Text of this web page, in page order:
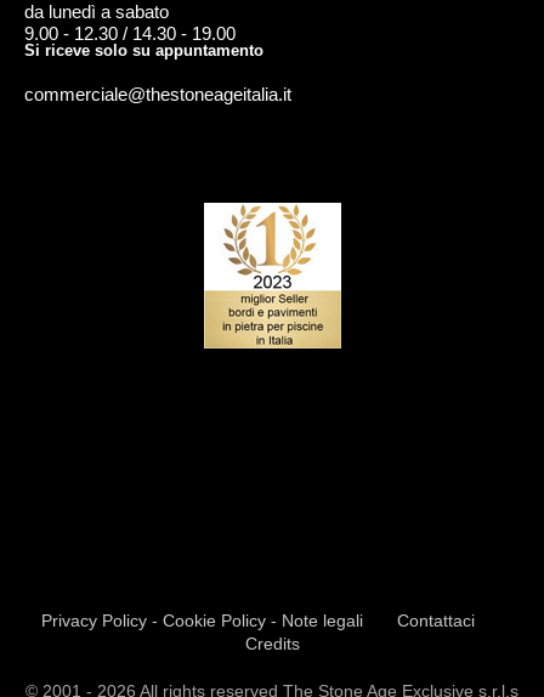
da lunedì a sabato
9.00 - 12.30 / 14.30 - 19.00
Si riceve solo su appuntamento
commerciale@thestoneageitalia.it
Privacy Policy - Cookie Policy - Note legali
Contattaci
Credits
© 2001 - 2026 All rights reserved The Stone Age Exclusive s.r.l.s